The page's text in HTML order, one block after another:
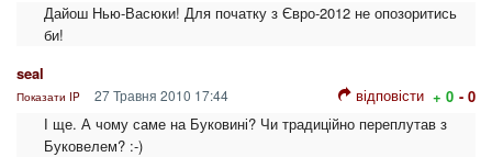
Дайош Нью-Васюки! Для початку з Євро-2012 не опозоритись
би!
seal
Показати IP 27 Травня 2010 17:44 відповісти + 0 - 0
І ще. А чому саме на Буковині? Чи традиційно переплутав з
Буковелем? :-)